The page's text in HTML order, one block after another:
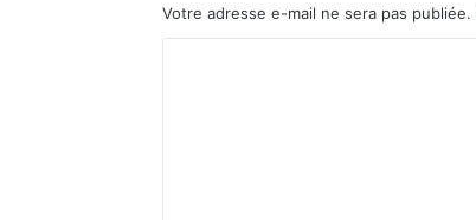
Votre adresse e-mail ne sera pas publiée.